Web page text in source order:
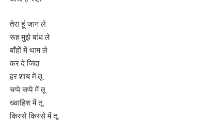
तेरा हूं जान ले
रूह मुझे बांध ले
बाँहों में थाम ले
कर दे जिंदा
हर शाय में तू
चप्पे चप्पे में तू
ख्वाहिश में तू
किस्से किस्से में तू